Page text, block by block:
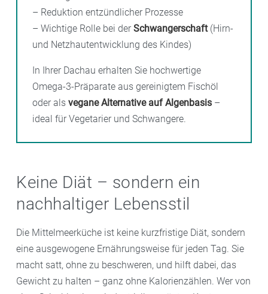
– Reduktion entzündlicher Prozesse
– Wichtige Rolle bei der Schwangerschaft(Hirn-
und Netzhautentwicklung des Kindes)
In Ihrer Dachau erhalten Sie hochwertige
Omega-3-Präparate aus gereinigtem Fischöl
oder als vegane Alternative auf Algenbasis –
ideal für Vegetarier und Schwangere.
Keine Diät – sondern ein
nachhaltiger Lebensstil
Die Mittelmeerküche ist keine kurzfristige Diät, sondern
eine ausgewogene Ernährungsweise für jeden Tag. Sie
macht satt, ohne zu beschweren, und hilft dabei, das
Gewicht zu halten – ganz ohne Kalorienzählen. Wer von